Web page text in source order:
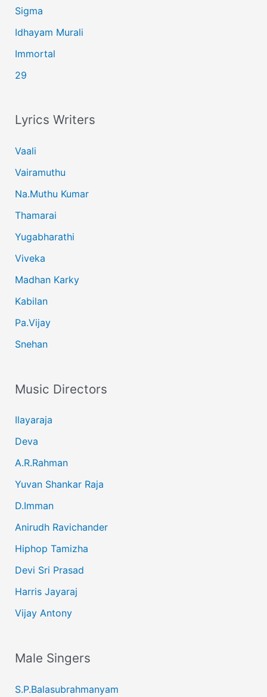
Sigma
Idhayam Murali
Immortal
29
Lyrics Writers
Vaali
Vairamuthu
Na.Muthu Kumar
Thamarai
Yugabharathi
Viveka
Madhan Karky
Kabilan
Pa.Vijay
Snehan
Music Directors
Ilayaraja
Deva
A.R.Rahman
Yuvan Shankar Raja
D.Imman
Anirudh Ravichander
Hiphop Tamizha
Devi Sri Prasad
Harris Jayaraj
Vijay Antony
Male Singers
S.P.Balasubrahmanyam